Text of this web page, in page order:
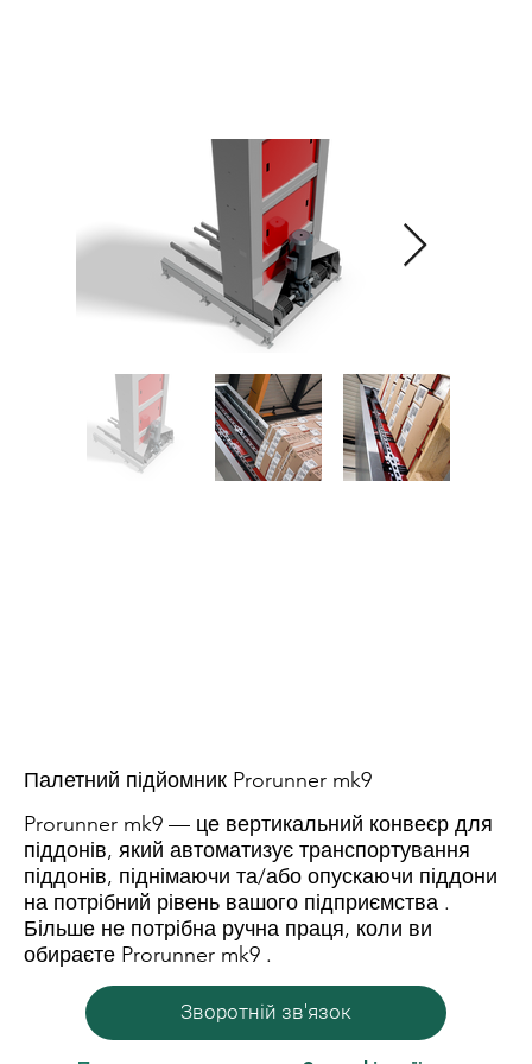
Палетний підйомник Prorunner mk9
Prorunner mk9 — це вертикальний конвеєр для
піддонів, який автоматизує транспортування
піддонів, піднімаючи та/або опускаючи піддони
на потрібний рівень вашого підприємства .
Більше не потрібна ручна праця, коли ви
обираєте Prorunner mk9 .
Зворотній зв'язок